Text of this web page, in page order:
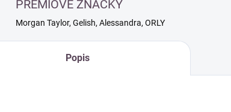
PRÉMIOVÉ ZNAČKY
Morgan Taylor, Gelish, Alessandra, ORLY
Popis